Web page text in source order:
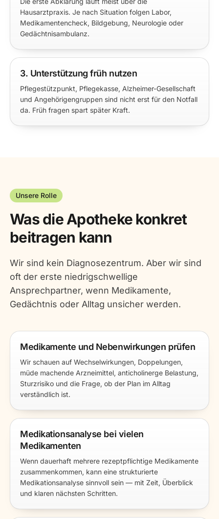
Hausarztpraxis. Je nach Situation folgen Labor,
Medikamentencheck, Bildgebung, Neurologie oder
Gedächtnisambulanz.
3. Unterstützung früh nutzen
Pflegestützpunkt, Pflegekasse, Alzheimer-Gesellschaft
und Angehörigengruppen sind nicht erst für den Notfall
da. Früh fragen spart später Kraft.
Unsere Rolle
Was die Apotheke konkret
beitragen kann
Wir sind kein Diagnosezentrum. Aber wir sind
oft der erste niedrigschwellige
Ansprechpartner, wenn Medikamente,
Gedächtnis oder Alltag unsicher werden.
Medikamente und Nebenwirkungen prüfen
Wir schauen auf Wechselwirkungen, Doppelungen,
müde machende Arzneimittel, anticholinerge Belastung,
Sturzrisiko und die Frage, ob der Plan im Alltag
verständlich ist.
Medikationsanalyse bei vielen
Medikamenten
Wenn dauerhaft mehrere rezeptpflichtige Medikamente
zusammenkommen, kann eine strukturierte
Medikationsanalyse sinnvoll sein — mit Zeit, Überblick
und klaren nächsten Schritten.